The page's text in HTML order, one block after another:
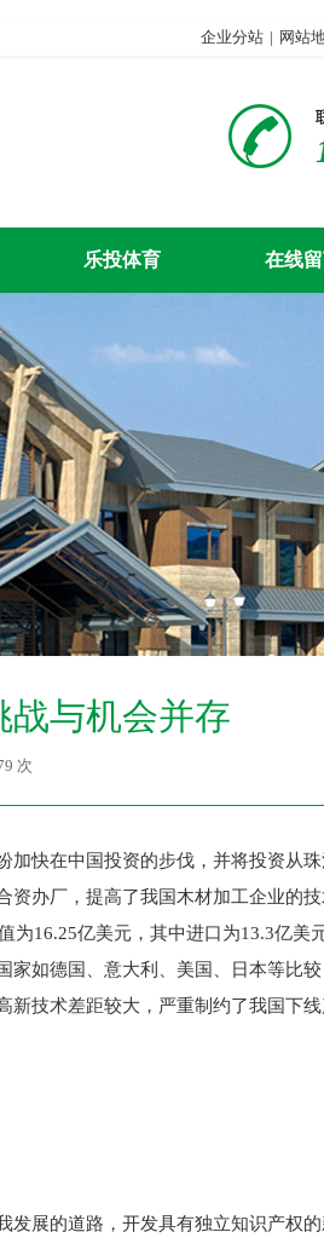
企业分站 | 网站
乐投体育 在线
战与机会并存
次
快在中国投资的步伐，并将投资从
办厂，提高了我国木材加工企业的
16.25亿美元，其中进口为13.3亿美
如德国、意大利、美国、日本等比
技术差距较大，严重制约了我国下
展的道路，开发具有独立知识产权